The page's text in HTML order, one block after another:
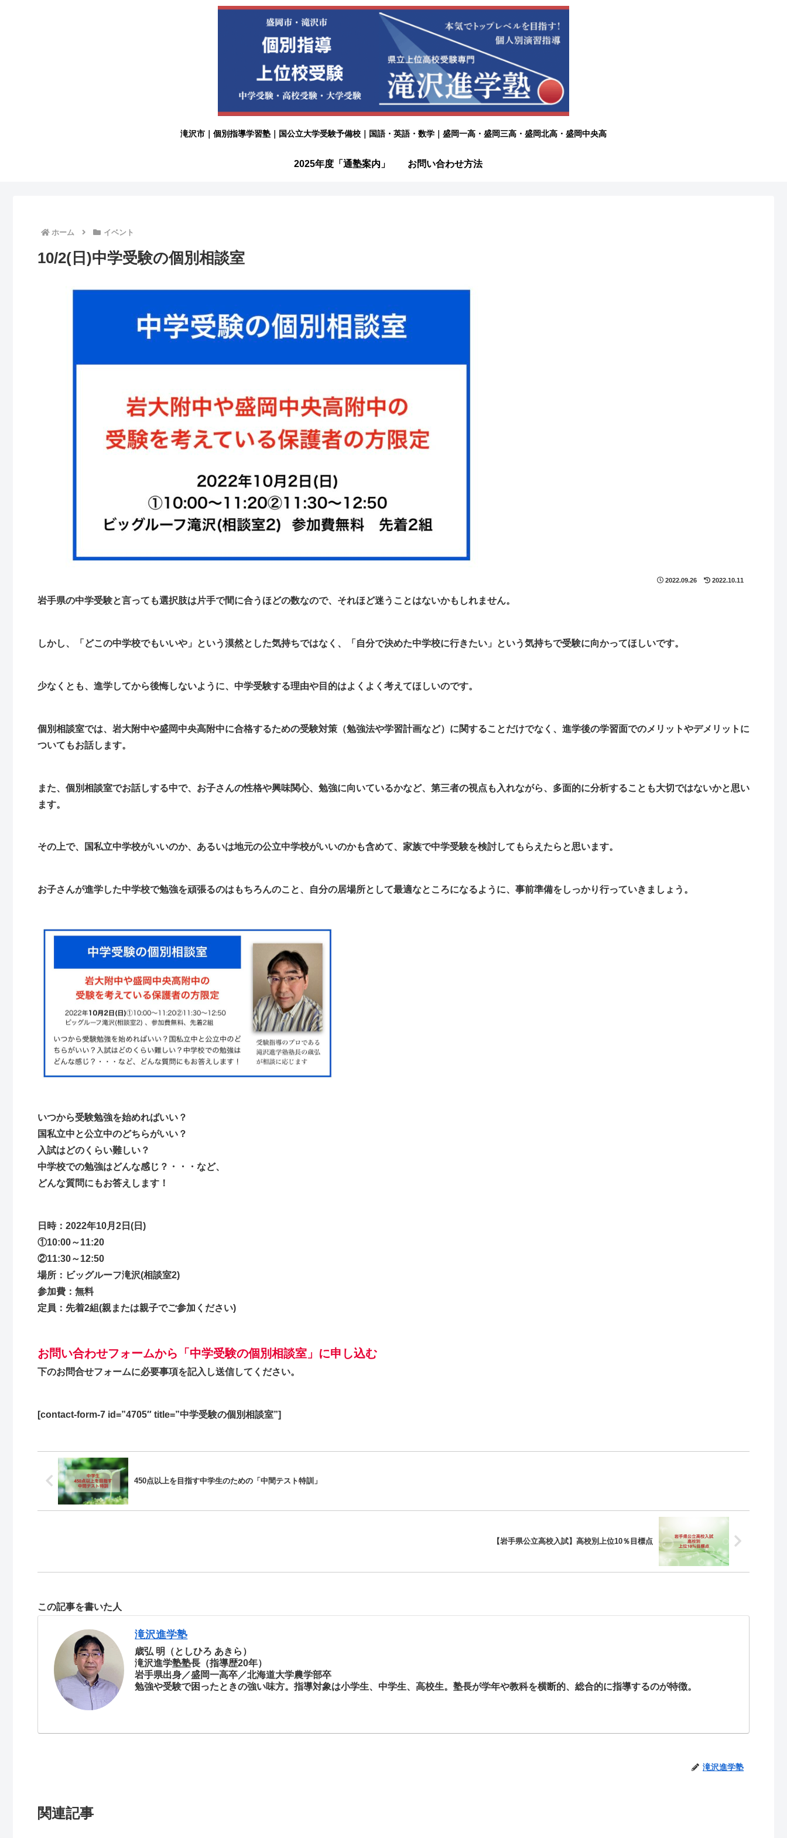
滝沢市｜個別指導学習塾｜国公立大学受験予備校｜国語・英語・数学｜盛岡一高・盛岡三高・盛岡北高・盛岡中央高
2025年度「通塾案内」 お問い合わせ方法
ホーム イベント
10/2(日)中学受験の個別相談室
2022.09.26 2022.10.11
岩手県の中学受験と言っても選択肢は片手で間に合うほどの数なので、それほど迷うことはないかもしれません。
しかし、「どこの中学校でもいいや」という漠然とした気持ちではなく、「自分で決めた中学校に行きたい」という気持ちで受験に向かってほしいです。
少なくとも、進学してから後悔しないように、中学受験する理由や目的はよくよく考えてほしいのです。
個別相談室では、岩大附中や盛岡中央高附中に合格するための受験対策（勉強法や学習計画など）に関することだけでなく、進学後の学習面でのメリットやデメリットに
ついてもお話します。
また、個別相談室でお話しする中で、お子さんの性格や興味関心、勉強に向いているかなど、第三者の視点も入れながら、多面的に分析することも大切ではないかと思い
ます。
その上で、国私立中学校がいいのか、あるいは地元の公立中学校がいいのかも含めて、家族で中学受験を検討してもらえたらと思います。
お子さんが進学した中学校で勉強を頑張るのはもちろんのこと、自分の居場所として最適なところになるように、事前準備をしっかり行っていきましょう。
いつから受験勉強を始めればいい？
国私立中と公立中のどちらがいい？
入試はどのくらい難しい？
中学校での勉強はどんな感じ？・・・など、
どんな質問にもお答えします！
日時：2022年10月2日(日)
①10:00～11:20
②11:30～12:50
場所：ビッグルーフ滝沢(相談室2)
参加費：無料
定員：先着2組(親または親子でご参加ください)
お問い合わせフォームから「中学受験の個別相談室」に申し込む
下のお問合せフォームに必要事項を記入し送信してください。
[contact-form-7 id=”4705″ title=”中学受験の個別相談室”]
450点以上を目指す中学生のための「中間テスト特訓」
【岩手県公立高校入試】高校別上位10％目標点
この記事を書いた人
滝沢進学塾
歳弘 明（としひろ あきら）
滝沢進学塾塾長（指導歴20年）
岩手県出身／盛岡一高卒／北海道大学農学部卒
勉強や受験で困ったときの強い味方。指導対象は小学生、中学生、高校生。塾長が学年や教科を横断的、総合的に指導するのが特徴。
滝沢進学塾
関連記事